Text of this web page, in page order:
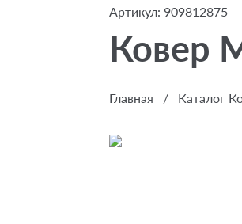
Артикул: 909812875
Ковер
Главная / Каталог